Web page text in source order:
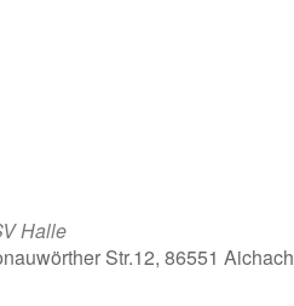
Halle
Str.12, 86551 Aichach